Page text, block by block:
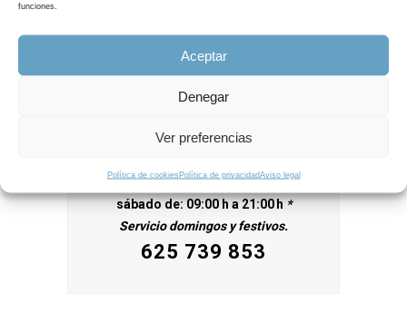
funciones.
Aceptar
Denegar
Ver preferencias
Política de cookies Política de privacidadAviso legal
¡Llámanos!
Estamos a tu disposición de lunes a
sábado de: 09:00 h a 21:00 h*
Servicio domingos y festivos.
625 739 853